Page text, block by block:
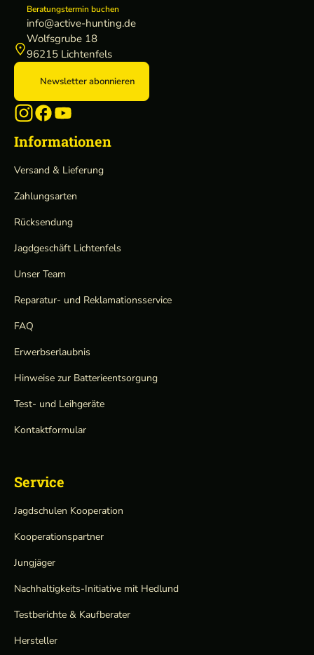
Beratungstermin buchen
info@active-hunting.de
Wolfsgrube 18
96215 Lichtenfels
Newsletter abonnieren
Informationen
Versand & Lieferung
Zahlungsarten
Rücksendung
Jagdgeschäft Lichtenfels
Unser Team
Reparatur- und Reklamationsservice
FAQ
Erwerbserlaubnis
Hinweise zur Batterieentsorgung
Test- und Leihgeräte
Kontaktformular
Service
Jagdschulen Kooperation
Kooperationspartner
Jungjäger
Nachhaltigkeits-Initiative mit Hedlund
Testberichte & Kaufberater
Hersteller